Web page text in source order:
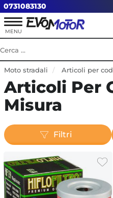
0731083130
Moto stradali Articoli per
Articoli Per
Misura
Filtri